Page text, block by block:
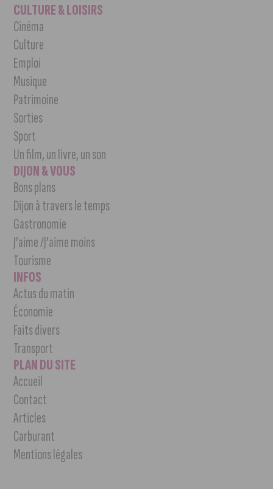
CULTURE & LOISIRS
Cinéma
Culture
Emploi
Musique
Patrimoine
Sorties
Sport
Un film, un livre, un son
DIJON & VOUS
Bons plans
Dijon à travers le temps
Gastronomie
J’aime /J’aime moins
Tourisme
INFOS
Actus du matin
Économie
Faits divers
Transport
PLAN DU SITE
Accueil
Contact
Articles
Carburant
Mentions légales